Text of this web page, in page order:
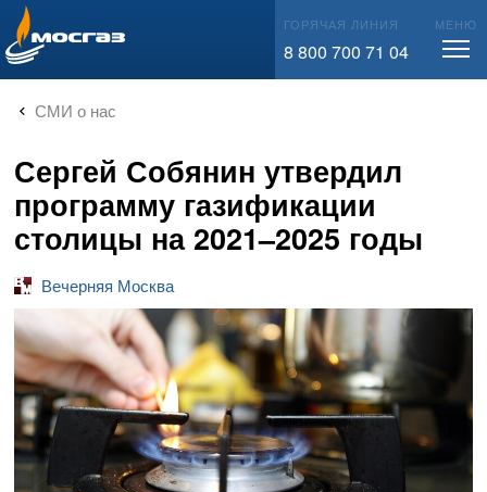
info@mos-gaz.ru ГОРЯЧАЯ ЛИНИЯ
8 800 700 71 04
МЕНЮ
СМИ о нас
Сергей Собянин утвердил
программу газификации
столицы на 2021–2025 годы
Вечерняя Москва